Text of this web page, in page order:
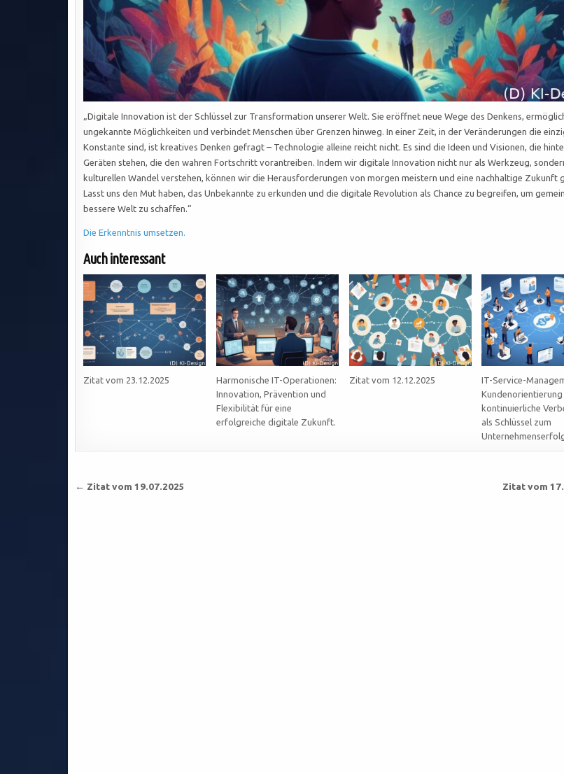
„Digitale Innovation ist der Schlüssel zur Transformation unserer Welt. Sie eröffnet neue Wege des Denkens,
ungekannte Möglichkeiten und verbindet Menschen über Grenzen hinweg. In einer Zeit, in der Veränderungen die
Konstante sind, ist kreatives Denken gefragt – Technologie alleine reicht nicht. Es sind die Ideen und Visionen, die
Geräten stehen, die den wahren Fortschritt vorantreiben. Indem wir digitale Innovation nicht nur als Werkzeug,
kulturellen Wandel verstehen, können wir die Herausforderungen von morgen meistern und eine nachhaltige Zukunft
Lasst uns den Mut haben, das Unbekannte zu erkunden und die digitale Revolution als Chance zu begreifen, um
bessere Welt zu schaffen.“
Die Erkenntnis umsetzen.
Auch interessant
Zitat vom 23.12.2025
Harmonische IT-Operationen:
Innovation, Prävention und
Flexibilität für eine
erfolgreiche digitale Zukunft.
Zitat vom 12.12.2025
IT-Service-
Kundenorientierung
kontinuierliche
als Schlüssel zum
Beitragsnavigation Zitat vom
← Zitat vom 19.07.2025